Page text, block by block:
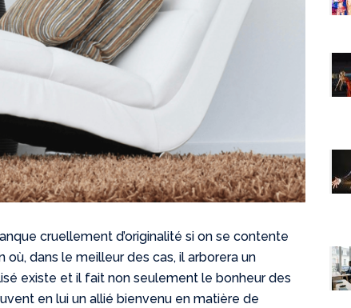
cruellement d’originalité si on se contente
dans le meilleur des cas, il arborera un
existe et il fait non seulement le bonheur des
en lui un allié bienvenu en matière de